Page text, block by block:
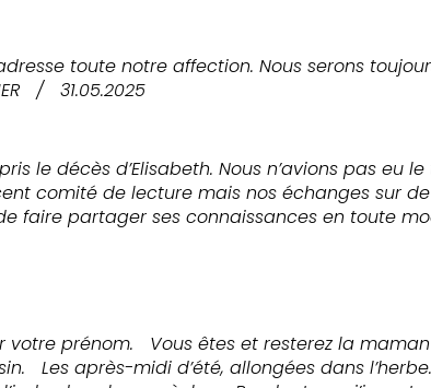
toute notre affection. Nous serons
/ 31.05.2025
le décès d’Elisabeth. Nous n’avions pas eu
comité de lecture mais nos échanges sur
faire partager ses connaissances en toute
prénom. Vous êtes et resterez la maman
Les après-midi d’été, allongées dans